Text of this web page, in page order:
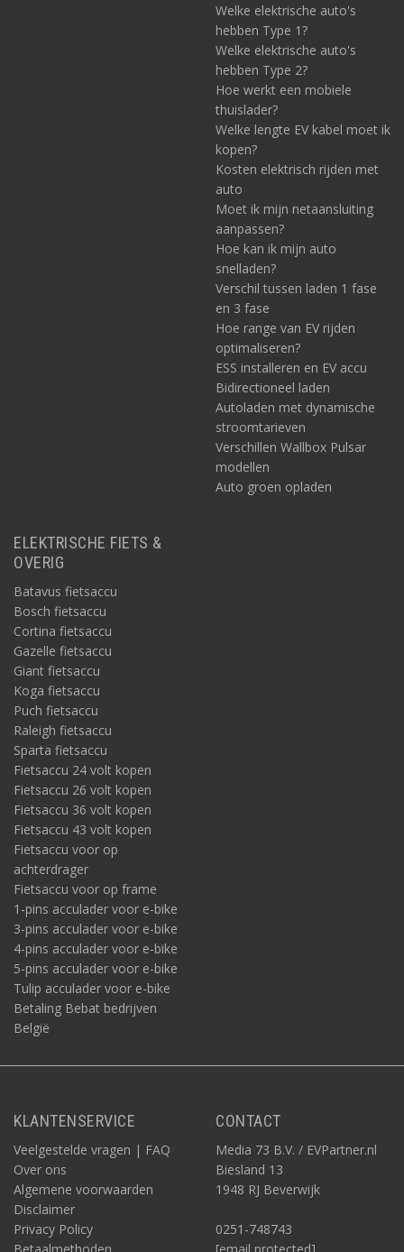
Welke elektrische auto's
hebben Type 1?
Welke elektrische auto's
hebben Type 2?
Hoe werkt een mobiele
thuislader?
Welke lengte EV kabel moet ik
kopen?
Kosten elektrisch rijden met
auto
Moet ik mijn netaansluiting
aanpassen?
Hoe kan ik mijn auto
snelladen?
Verschil tussen laden 1 fase
en 3 fase
Hoe range van EV rijden
optimaliseren?
ESS installeren en EV accu
Bidirectioneel laden
Autoladen met dynamische
stroomtarieven
Verschillen Wallbox Pulsar
modellen
Auto groen opladen
ELEKTRISCHE FIETS &
OVERIG
Batavus fietsaccu
Bosch fietsaccu
Cortina fietsaccu
Gazelle fietsaccu
Giant fietsaccu
Koga fietsaccu
Puch fietsaccu
Raleigh fietsaccu
Sparta fietsaccu
Fietsaccu 24 volt kopen
Fietsaccu 26 volt kopen
Fietsaccu 36 volt kopen
Fietsaccu 43 volt kopen
Fietsaccu voor op
achterdrager
Fietsaccu voor op frame
1-pins acculader voor e-bike
3-pins acculader voor e-bike
4-pins acculader voor e-bike
5-pins acculader voor e-bike
Tulip acculader voor e-bike
Betaling Bebat bedrijven
België
KLANTENSERVICE
Veelgestelde vragen | FAQ
Over ons
Algemene voorwaarden
Disclaimer
Privacy Policy
CONTACT
Media 73 B.V. / EVPartner.nl
Biesland 13
1948 RJ Beverwijk
0251-748743